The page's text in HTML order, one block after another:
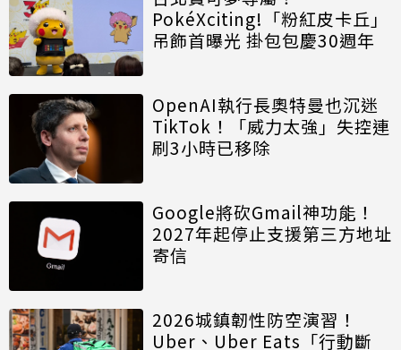
PokéXciting!「粉紅皮卡丘」
吊飾首曝光 掛包包慶30週年
OpenAI執行長奧特曼也沉迷
TikTok！「威力太強」失控連
刷3小時已移除
Google將砍Gmail神功能！
2027年起停止支援第三方地址
寄信
2026城鎮韌性防空演習！
Uber、Uber Eats「行動斷